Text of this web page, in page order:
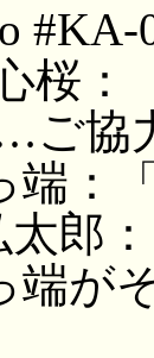
#KA-
桜：
協
端：
太郎
端が